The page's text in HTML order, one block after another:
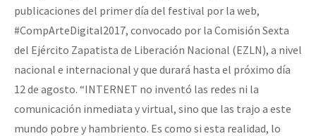
publicaciones del primer día del festival por la web,
#CompArteDigital2017, convocado por la Comisión Sexta
del Ejército Zapatista de Liberación Nacional (EZLN), a nivel
nacional e internacional y que durará hasta el próximo día
12 de agosto. “INTERNET no inventó las redes ni la
comunicación inmediata y virtual, sino que las trajo a este
mundo pobre y hambriento. Es como si esta realidad, lo